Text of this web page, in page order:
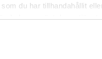
du har tillhandahållit
du har använt deras
på
här för att få förslag på
också utmärkt att bara